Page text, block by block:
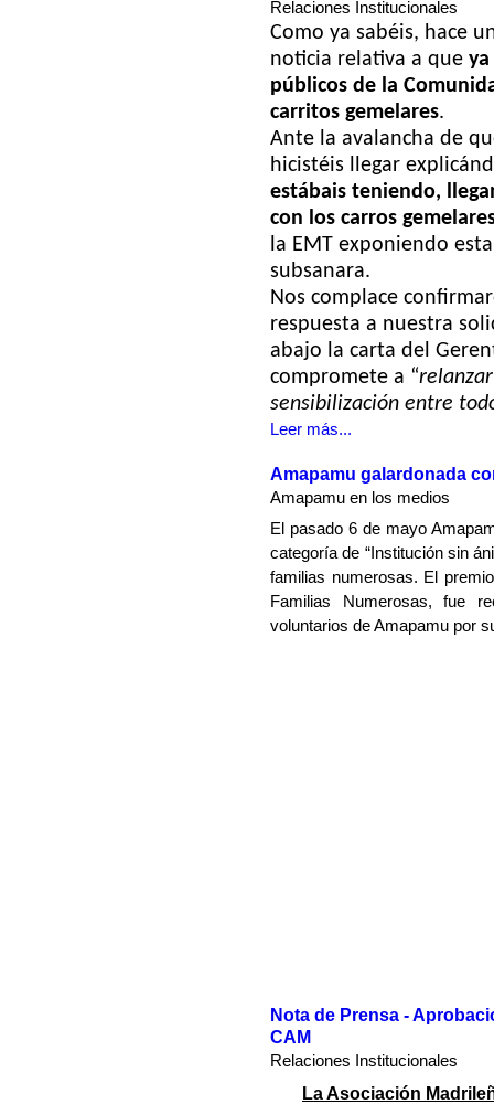
Relaciones Institucionales
Como ya sabéis, hace
noticia relativa a que
públicos de la
carritos gemelares.
Ante la avalancha de
hicistéis llegar
estábais teniendo,
con los carros
la EMT exponiendo
subsanara.
Nos complace
respuesta a nuestra
abajo la carta del
compromete a “
sensibilización entre
Leer más...
Amapamu galardonada
Amapamu en los medios
El pasado 6 de mayo
categoría de “Institución sin
familias numerosas. El
Familias Numerosas, fue
voluntarios de Amapamu por
Nota de Prensa -
CAM
Relaciones Institucionales
La Asociación